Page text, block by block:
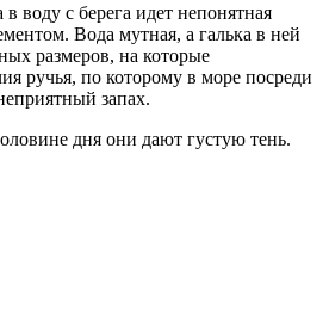
с берега идет непонятная
Вода мутная, а галька в ней
размеров, на которые
ручья, по которому в море посреди
запах.
дня они дают густую тень.